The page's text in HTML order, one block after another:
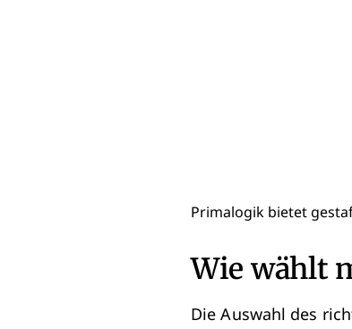
Primalogik bietet
Wie wählt
Die Auswahl des